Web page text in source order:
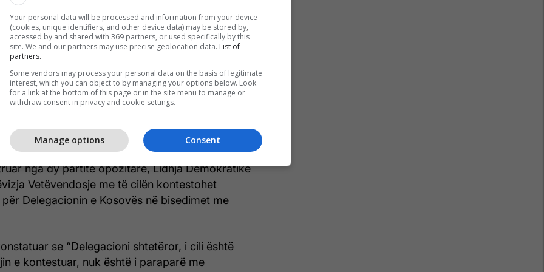
Kosovën, Fatmir Limaj tha se pas vendimit të
e Delegacionit nga Partia Socialdemokrate
Kushtetuese ka pasur zhvillime të reja.
nga Partia Socialdemokrate,
Ahmeti dhe anëtarët e tjerë që kanë qenë
shtetëror kanë ofruar dorëheqje”, tha ai.
jave, Gjykata Kushtetuese vendosi në favor të
nga dy partitë opozitare, Lidhja Demokratike
Vetëvendosje me të cilën kontestohet
Delegacionin e Kosovës në bisedimet me
se “Delegacioni shtetëror, i cili është
e kontestuar, nuk është i paraparë me
Your personal data will be processed and information from your device
(cookies, unique identifiers, and other device data) may be stored by,
accessed by and shared with 369 partners, or used specifically by this
site. We and our partners may use precise geolocation data. List of
partners.
Some vendors may process your personal data on the basis of legitimate
interest, which you can object to by managing your options below. Look
for a link at the bottom of this page or in the site menu to manage or
withdraw consent in privacy and cookie settings.
Consent
Manage options